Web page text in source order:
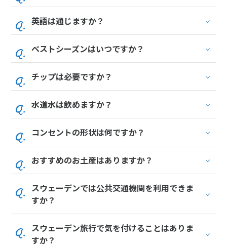
英語は通じますか？
ベストシーズンはいつですか？
チップは必要ですか？
水道水は飲めますか？
コンセントの形状は何ですか？
おすすめのお土産はありますか？
スウェーデンでは公共交通機関を利用できま
すか？
スウェーデン旅行で気を付けることはありま
すか？